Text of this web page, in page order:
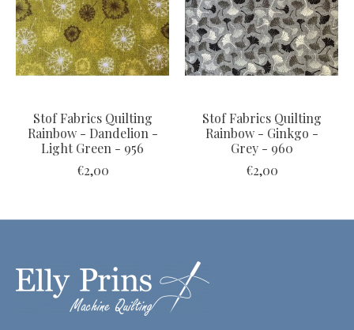
Stof Fabrics Quilting
Rainbow - Dandelion -
Light Green - 956
€2,00
Stof Fabrics Quilting
Rainbow - Ginkgo -
Grey - 960
€2,00